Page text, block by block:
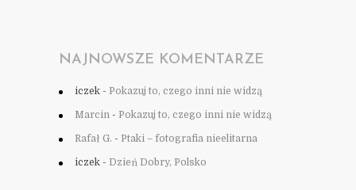
NAJNOWSZE KOMENTARZE
iczek - Pokazuj to, czego inni nie widzą
Marcin - Pokazuj to, czego inni nie widzą
Rafał G. - Ptaki – fotografia nieelitarna
iczek - Dzień Dobry, Polsko